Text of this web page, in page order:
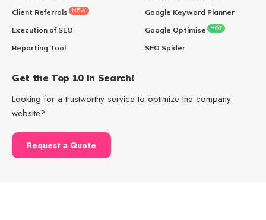
Client Referrals NEW
Execution of SEO
Reporting Tool
Google Keyword Planner
Google Optimise HOT
SEO Spider
Get the Top 10 in Search!
Looking for a trustworthy service to optimize the company
website?
Request a Quote